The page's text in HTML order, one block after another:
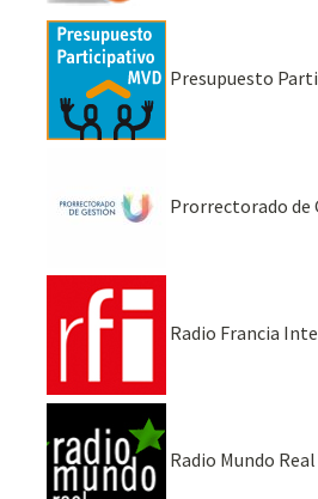
Presupuesto
Prorrectorado de
Radio Francia
Radio Mundo Real